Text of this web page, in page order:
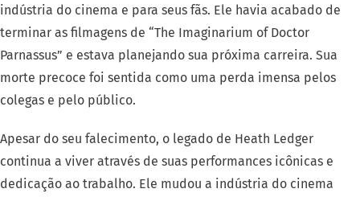
indústria do cinema e para seus fãs. Ele havia acabado de
terminar as filmagens de “The Imaginarium of Doctor
Parnassus” e estava planejando sua próxima carreira. Sua
morte precoce foi sentida como uma perda imensa pelos
colegas e pelo público.
Apesar do seu falecimento, o legado de Heath Ledger
continua a viver através de suas performances icônicas e
dedicação ao trabalho. Ele mudou a indústria do cinema